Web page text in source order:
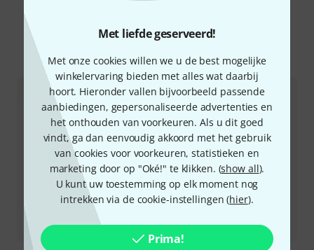
Met liefde geserveerd!
Met onze cookies willen we u de best mogelijke
winkelervaring bieden met alles wat daarbij
hoort. Hieronder vallen bijvoorbeeld passende
aanbiedingen, gepersonaliseerde advertenties en
het onthouden van voorkeuren. Als u dit goed
vindt, ga dan eenvoudig akkoord met het gebruik
van cookies voor voorkeuren, statistieken en
marketing door op "Oké!" te klikken. (show all).
U kunt uw toestemming op elk moment nog
intrekken via de cookie-instellingen (hier).
Prima!
CMD JB Players School Combo